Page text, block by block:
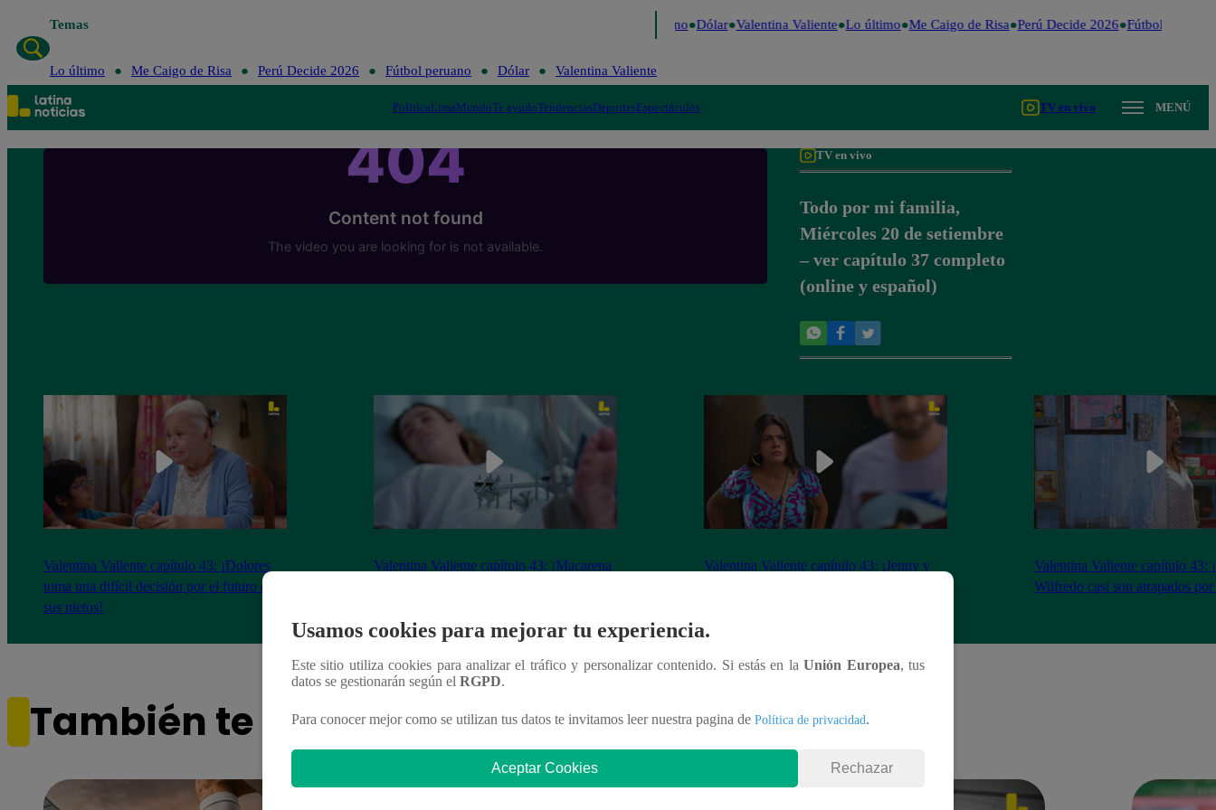
Temas Fútbol peruano Dólar Valentina Valiente Lo último Me Caigo de Risa Perú Decide 2026 Fútbol peruano
Lo último Me Caigo de Risa Perú Decide 2026 Fútbol peruano Dólar Valentina Valiente
PolíticaLimaMundoTe ayudoTendenciasDeportesEspectáculos TV en vivo MENÚ
TV en vivo
Todo por mi familia,
Miércoles 20 de setiembre
– ver capítulo 37 completo
(online y español)
Valentina Valiente capítulo 43: ¡Dolores
toma una difícil decisión por el futuro de
sus nietos!
Valentina Valiente capítulo 43: ¡Macarena
Valentina Valiente capítulo 43: ¡Jenny y
Valentina Valiente capítulo 43:
Wilfredo casi son atrapados
También te puede interesar
Usamos cookies para mejorar tu experiencia.
Este sitio utiliza cookies para analizar el tráfico y personalizar contenido. Si estás en laUnión Europea, tus
datos se gestionarán según el RGPD.
Para conocer mejor como se utilizan tus datos te invitamos leer nuestra pagina de Política de privacidad.
Aceptar Cookies Rechazar